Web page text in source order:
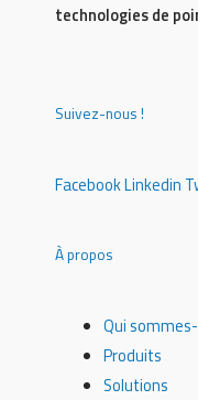
technologies de
Suivez-nous !
FacebookLinkedin
À propos
Qui
Produits
Solutions